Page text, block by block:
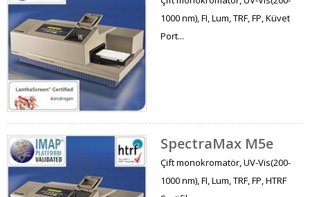
1000 nm), FI, Lum, TRF, FP, Küvet
Port...
SpectraMax M5e
Çift monokromatör, UV-Vis(200-
1000 nm), FI, Lum, TRF, FP, HTRF